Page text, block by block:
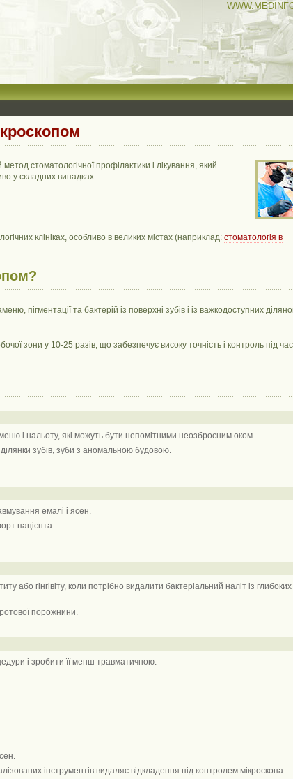
стоматологічної профілактики і лікування, який
у складних випадках.
клініках, особливо в великих містах (наприклад: стоматологія в
пігментації та бактерій із поверхні зубів і із важкодоступних
зони у 10-25 разів, що забезпечує високу точність і контроль під час
і нальоту, які можуть бути непомітними неозброєним оком.
зубів, зуби з аномальною будовою.
емалі і ясен.
пацієнта.
або гінгівіту, коли потрібно видалити бактеріальний наліт із глибоких
порожнини.
і зробити її менш травматичною.
інструментів видаляє відкладення під контролем мікроскопа.